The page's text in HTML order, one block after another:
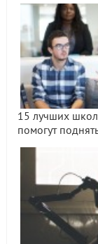
15 лучших
помогут